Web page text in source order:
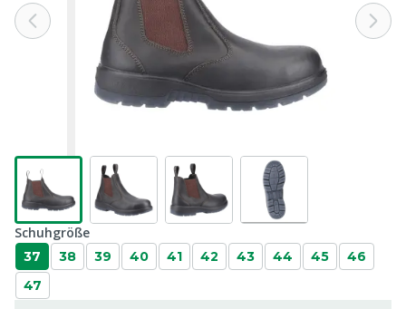
Schuhgröße
37 38 39 40 41 42 43 44 45
46
47